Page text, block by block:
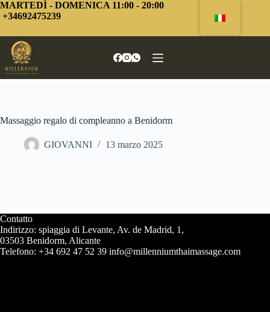
Vai
al
MARTEDÌ - DOMENICA 11:00 - 20:00
+34692475239
Massaggio regalo di compleanno a Benidorm
GIOVANNI 13 marzo 2025
Contatto
Indirizzo: spiaggia di Levante, Av. de Madrid, 1,
03503 Benidorm, Alicante
Telefono: +34 692 47 52 39 info@millenniumthaimassage.com